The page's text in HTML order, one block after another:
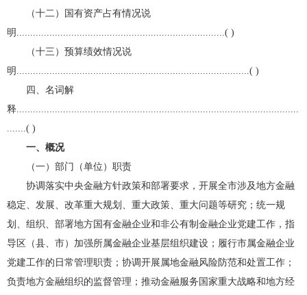
（十二）国有资产占有情况说
明............................................................................( )
（十三）预算绩效情况说
明.....................................................................................( )
四、名词解
释.......................................................................................................
.......( )
一、概况
（一）部门（单位）职责
协调落实中央金融方针政策和部署要求，开展全市涉及地方金融
稳定、发展、改革重大规划、重大政策、重大问题等研究；统一规
划、组织、部署地方国有金融企业和非公有制金融企业党建工作，指
导区（县、市）加强所属金融企业基层组织建设；履行市属金融企业
党建工作的日常管理职责；协调开展属地金融风险防范和处置工作；
负责地方金融组织的监督管理；推动金融服务国家重大战略和地方经